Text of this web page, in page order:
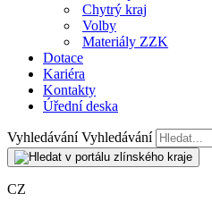
Chytrý kraj
Volby
Materiály ZZK
Dotace
Kariéra
Kontakty
Úřední deska
Vyhledávání Vyhledávání
CZ